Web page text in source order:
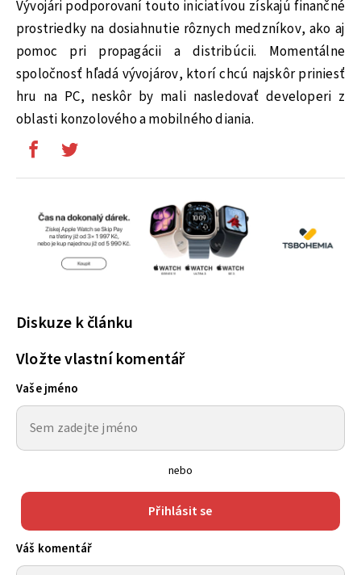
Vývojári podporovaní touto iniciatívou získajú finančné
prostriedky na dosiahnutie rôznych medzníkov, ako aj
pomoc pri propagácii a distribúcii. Momentálne
spoločnosť hľadá vývojárov, ktorí chcú najskôr priniesť
hru na PC, neskôr by mali nasledovať developeri z
oblasti konzolového a mobilného diania.
Diskuze k článku
Vložte vlastní komentář
Vaše jméno
nebo
Přihlásit se
Váš komentář